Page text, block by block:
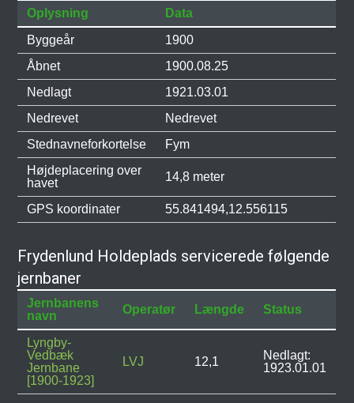
Oplysning
Data
Byggeår
1900
Åbnet
1900.08.25
Nedlagt
1921.03.01
Nedrevet
Nedrevet
Stednavneforkortelse
Fym
Højdeplacering over
havet
14,8 meter
GPS koordinater 55.841494,12.556115
Frydenlund Holdeplads servicerede følgende
jernbaner
Jernbanens
navn
Operatør Længde Status
Lyngby-
Vedbæk
Jernbane
[1900-1923]
LVJ 12,1
Nedlagt:
1923.01.01